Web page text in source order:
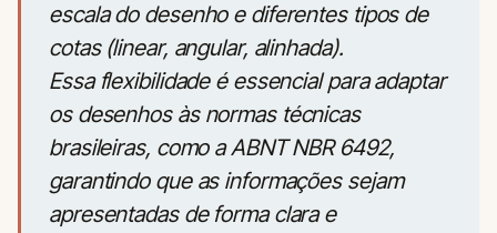
escala do desenho e diferentes tipos de
cotas (linear, angular, alinhada).
Essa flexibilidade é essencial para adaptar
os desenhos às normas técnicas
brasileiras, como a ABNT NBR 6492,
garantindo que as informações sejam
apresentadas de forma clara e